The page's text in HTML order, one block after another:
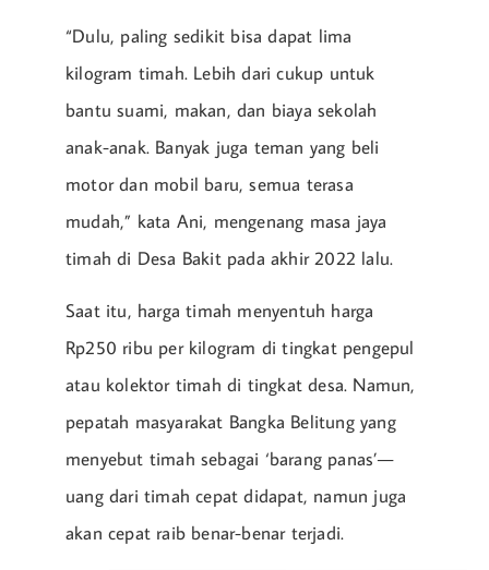
“Dulu, paling sedikit bisa dapat lima
kilogram timah. Lebih dari cukup untuk
bantu suami, makan, dan biaya sekolah
anak-anak. Banyak juga teman yang beli
motor dan mobil baru, semua terasa
mudah,” kata Ani, mengenang masa jaya
timah di Desa Bakit pada akhir 2022 lalu.
Saat itu, harga timah menyentuh harga
Rp250 ribu per kilogram di tingkat pengepul
atau kolektor timah di tingkat desa. Namun,
pepatah masyarakat Bangka Belitung yang
menyebut timah sebagai ‘barang panas’—
uang dari timah cepat didapat, namun juga
akan cepat raib benar-benar terjadi.